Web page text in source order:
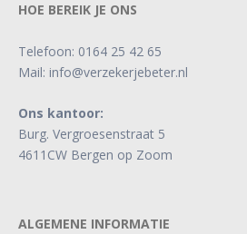
HOE BEREIK JE ONS
Telefoon: 0164 25 42 65
Mail: info@verzekerjebeter.nl
Ons kantoor:
Burg. Vergroesenstraat 5
4611CW Bergen op Zoom
ALGEMENE INFORMATIE